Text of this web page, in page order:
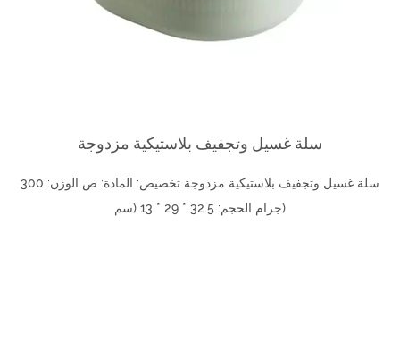
سلة غسيل وتجفيف بلاستيكية مزدوجة
سلة غسيل وتجفيف بلاستيكية مزدوجة تخصيص: المادة: ص الوزن: 300
جرام الحجم: 32.5 * 29 * 13 (سم)